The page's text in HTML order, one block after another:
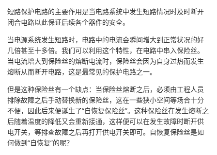
短路保护电路的主要作用是当电路系统中发生短路情况时及时断开
闭合电路以此保证后续各个器件的安全。
当电源系统发生短路时，电路中的电流会瞬间增大到正常状况的好
几倍甚至十多倍。我们可以利用这个特性，在电路中串入保险丝。
当电流增大到保险丝的熔断电流时，保险丝会因为自身过热而发生
熔断从而断开电路，这是最常见的保护电路之一。
但是这种保险丝有一个缺点：当保险丝熔断之后，必须由工程人员
排除故障之后手动替换新的保险丝，这在一些狭小空间等场合十分
不便，因此后来便诞生了“自恢复保险丝”。这种保险丝在发生熔断之
后随着温度的降低又会重新接通，这样便可以在发生故障时断开供
电开关，等排查故障之后再打开供电开关即可。自恢复保险丝是如
何做到“自恢复”的呢？